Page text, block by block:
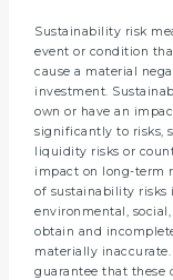
Sustainability risk
event or condition
cause a material
investment.
own or have an
significantly to risks,
liquidity risks or
impact on long-term
of sustainability risks
environmental,
obtain and
materially
guarantee that these